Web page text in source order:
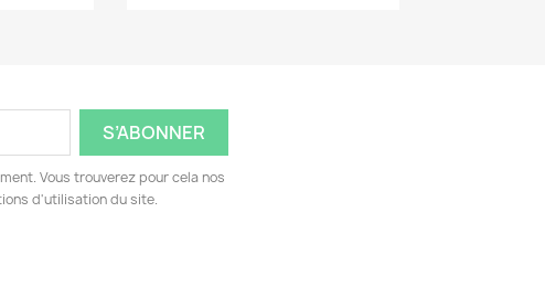
Vous trouverez pour cela nos
d'utilisation du site.